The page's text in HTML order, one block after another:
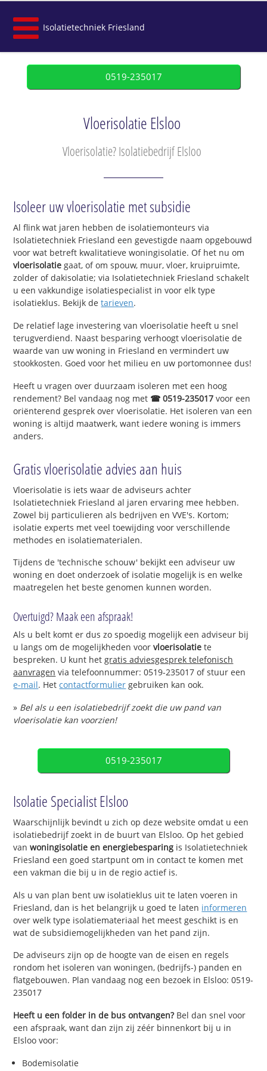
Isolatietechniek Friesland
0519-235017
Vloerisolatie Elsloo
Vloerisolatie? Isolatiebedrijf Elsloo
Isoleer uw vloerisolatie met subsidie
Al flink wat jaren hebben de isolatiemonteurs via
Isolatietechniek Friesland een gevestigde naam opgebouwd
voor wat betreft kwalitatieve woningisolatie. Of het nu om
vloerisolatie gaat, of om spouw, muur, vloer, kruipruimte,
zolder of dakisolatie; via Isolatietechniek Friesland schakelt
u een vakkundige isolatiespecialist in voor elk type
isolatieklus. Bekijk detarieven.
De relatief lage investering van vloerisolatie heeft u snel
terugverdiend. Naast besparing verhoogt vloerisolatie de
waarde van uw woning in Friesland en vermindert uw
stookkosten. Goed voor het milieu en uw portomonnee dus!
Heeft u vragen over duurzaam isoleren met een hoog
rendement? Bel vandaag nog met ☎ 0519-235017 voor een
oriënterend gesprek over vloerisolatie. Het isoleren van een
woning is altijd maatwerk, want iedere woning is immers
anders.
Gratis vloerisolatie advies aan huis
Vloerisolatie is iets waar de adviseurs achter
Isolatietechniek Friesland al jaren ervaring mee hebben.
Zowel bij particulieren als bedrijven en VVE's. Kortom;
isolatie experts met veel toewijding voor verschillende
methodes en isolatiematerialen.
Tijdens de 'technische schouw' bekijkt een adviseur uw
woning en doet onderzoek of isolatie mogelijk is en welke
maatregelen het beste genomen kunnen worden.
Overtuigd? Maak een afspraak!
Als u belt komt er dus zo spoedig mogelijk een adviseur bij
u langs om de mogelijkheden voorvloerisolatie te
bespreken. U kunt hetgratis adviesgesprek telefonisch
aanvragen via telefoonnummer: 0519-235017 of stuur een
e-mail. Hetcontactformulier gebruiken kan ook.
» Bel als u een isolatiebedrijf zoekt die uw pand van
vloerisolatie kan voorzien!
0519-235017
Isolatie Specialist Elsloo
Waarschijnlijk bevindt u zich op deze website omdat u een
isolatiebedrijf zoekt in de buurt van Elsloo. Op het gebied
vanwoningisolatie en energiebesparing is Isolatietechniek
Friesland een goed startpunt om in contact te komen met
een vakman die bij u in de regio actief is.
Als u van plan bent uw isolatieklus uit te laten voeren in
Friesland, dan is het belangrijk u goed te laten informeren
over welk type isolatiemateriaal het meest geschikt is en
wat de subsidiemogelijkheden van het pand zijn.
De adviseurs zijn op de hoogte van de eisen en regels
rondom het isoleren van woningen, (bedrijfs-) panden en
flatgebouwen. Plan vandaag nog een bezoek in Elsloo: 0519-
235017
Heeft u een folder in de bus ontvangen?Bel dan snel voor
een afspraak, want dan zijn zij zéér binnenkort bij u in
Elsloo voor:
Bodemisolatie